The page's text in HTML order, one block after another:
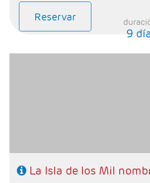
Reservar
9
La Isla de los Mil